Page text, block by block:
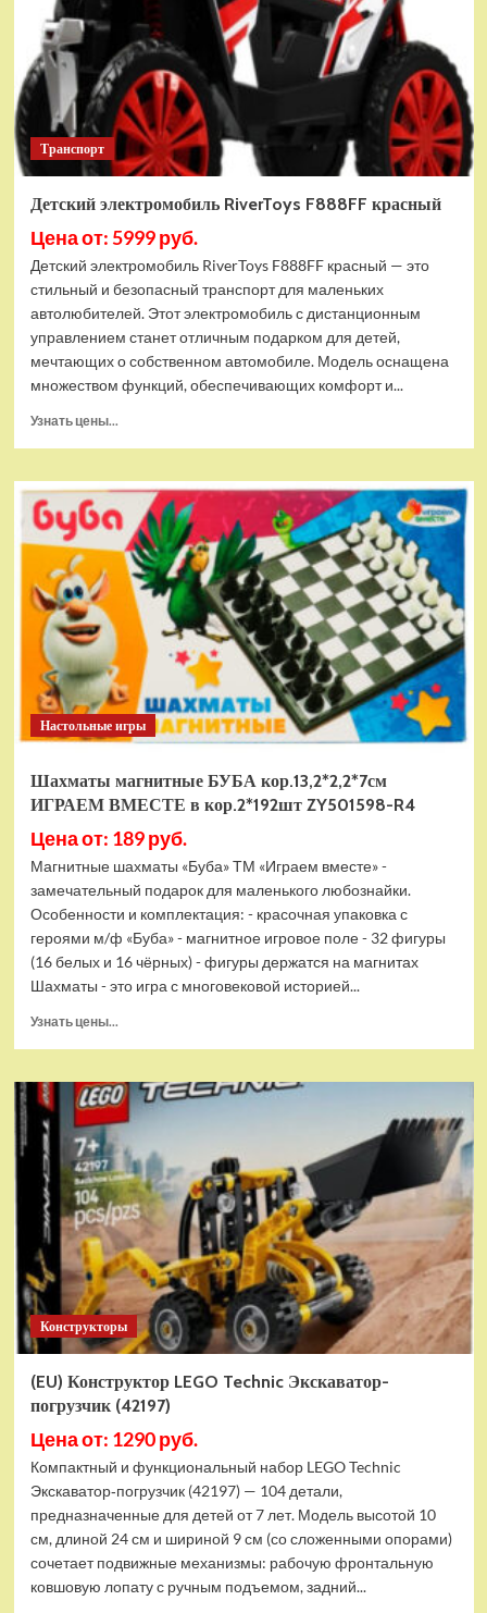
Транспорт
Детский электромобиль RiverToys F888FF красный
Цена от: 5999 руб.
Детский электромобиль RiverToys F888FF красный — это
стильный и безопасный транспорт для маленьких
автолюбителей. Этот электромобиль с дистанционным
управлением станет отличным подарком для детей,
мечтающих о собственном автомобиле. Модель оснащена
множеством функций, обеспечивающих комфорт и...
Узнать цены...
Детский
электромобиль
RiverToys
F888FF
красный
Настольные игры
Шахматы магнитные БУБА кор.13,2*2,2*7см
ИГРАЕМ ВМЕСТЕ в кор.2*192шт ZY501598-R4
Цена от: 189 руб.
Магнитные шахматы «Буба» ТМ «Играем вместе» -
замечательный подарок для маленького любознайки.
Особенности и комплектация: - красочная упаковка с
героями м/ф «Буба» - магнитное игровое поле - 32 фигуры
(16 белых и 16 чёрных) - фигуры держатся на магнитах
Шахматы - это игра с многовековой историей...
Узнать цены...
Шахматы
магнитные
БУБА
ИГРАЕМ
ВМЕСТЕ
в
кор.2*192шт
ZY501598-
R4
Конструкторы
(EU) Конструктор LEGO Technic Экскаватор-
погрузчик (42197)
Цена от: 1290 руб.
Компактный и функциональный набор LEGO Technic
Экскаватор‑погрузчик (42197) — 104 детали,
предназначенные для детей от 7 лет. Модель высотой 10
см, длиной 24 см и шириной 9 см (со сложенными опорами)
сочетает подвижные механизмы: рабочую фронтальную
ковшовую лопату с ручным подъемом, задний...